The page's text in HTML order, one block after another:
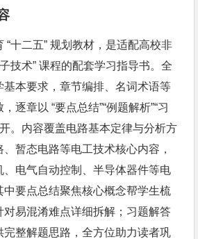
“十二五” 规划教材，是适配高校非
技术” 课程的配套学习指导书。全
基本要求，章节编排、名词术语等
逐章以 “要点总结”“例题解析”“习
。内容覆盖电路基本定律与分析方
暂态电路等电工技术核心内容，
、电气自动控制、半导体器件等电
中要点总结聚焦核心概念帮学生梳
对易混淆难点详细拆解；习题解答
完整解题思路，全方位助力读者巩